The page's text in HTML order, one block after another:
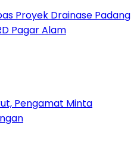
Proyek Drainase Padang
Pagar Alam
Pengamat Minta